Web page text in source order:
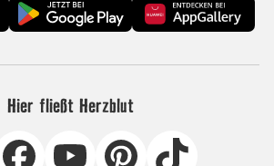
Hier fließt Herzblut